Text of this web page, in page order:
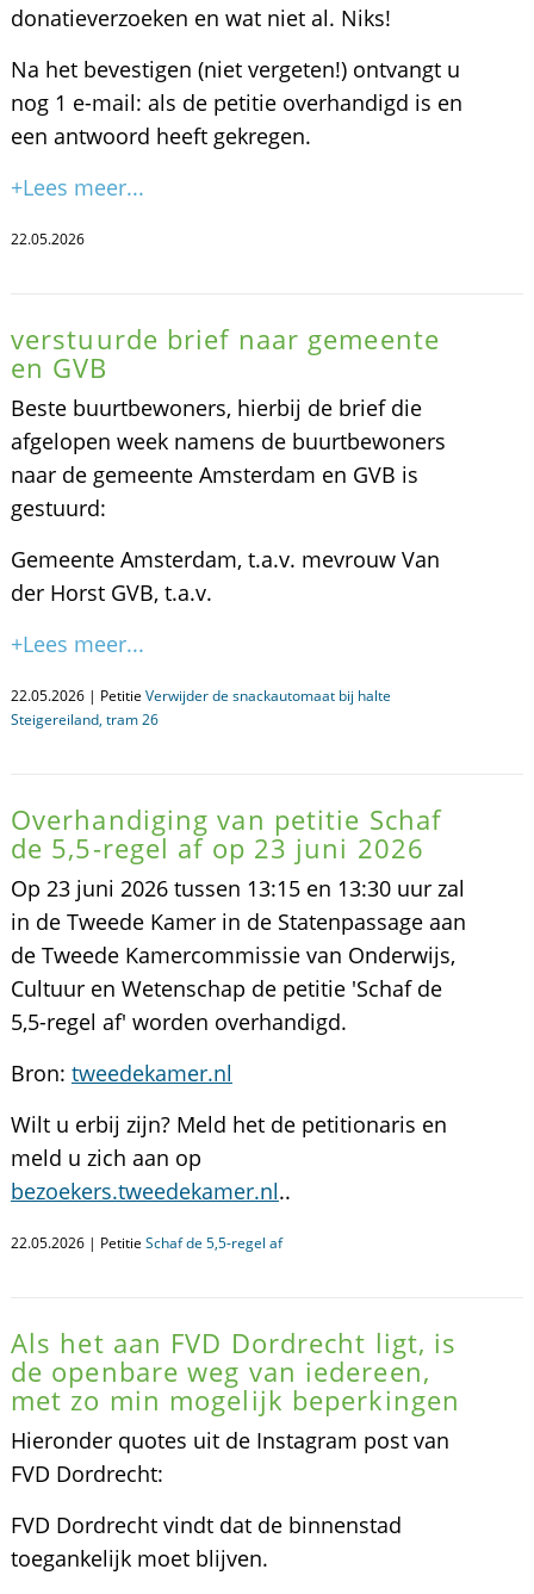
donatieverzoeken en wat niet al. Niks!
Na het bevestigen (niet vergeten!) ontvangt u
nog 1 e-mail: als de petitie overhandigd is en
een antwoord heeft gekregen.
+Lees meer...
22.05.2026
verstuurde brief naar gemeente
en GVB
Beste buurtbewoners, hierbij de brief die
afgelopen week namens de buurtbewoners
naar de gemeente Amsterdam en GVB is
gestuurd:
Gemeente Amsterdam, t.a.v. mevrouw Van
der Horst GVB, t.a.v.
+Lees meer...
22.05.2026 | Petitie Verwijder de snackautomaat bij halte
Steigereiland, tram 26
Overhandiging van petitie Schaf
de 5,5-regel af op 23 juni 2026
Op 23 juni 2026 tussen 13:15 en 13:30 uur zal
in de Tweede Kamer in de Statenpassage aan
de Tweede Kamercommissie van Onderwijs,
Cultuur en Wetenschap de petitie 'Schaf de
5,5-regel af' worden overhandigd.
Bron: tweedekamer.nl
Wilt u erbij zijn? Meld het de petitionaris en
meld u zich aan op
bezoekers.tweedekamer.nl..
22.05.2026 | Petitie Schaf de 5,5-regel af
Als het aan FVD Dordrecht ligt, is
de openbare weg van iedereen,
met zo min mogelijk beperkingen
Hieronder quotes uit de Instagram post van
FVD Dordrecht:
FVD Dordrecht vindt dat de binnenstad
toegankelijk moet blijven.